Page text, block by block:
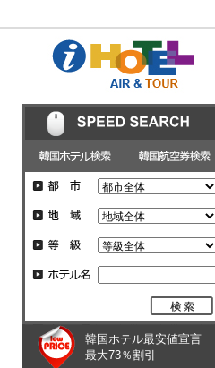
韓国ホテル最安値宣言
最大73％割引